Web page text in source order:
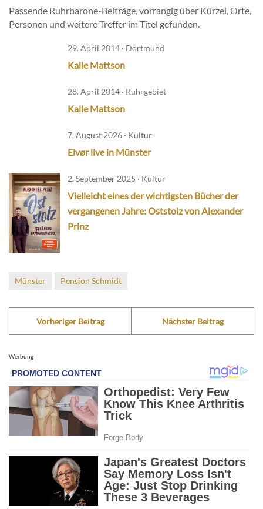
Passende Ruhrbarone-Beiträge, vorrangig über Kürzel, Orte,
Personen und weitere Treffer im Titel gefunden.
29. April 2014 · Dortmund
Kalle Mattson
28. April 2014 · Ruhrgebiet
Kalle Mattson
7. August 2026 · Kultur
Eivør live in Münster
2. September 2025 · Kultur
Vielleicht eines der wichtigsten Bücher der
vergangenen Jahre: Oststolz von Alexander
Prinz
Münster Pension Schmidt
Vorheriger Beitrag Nächster Beitrag
Werbung